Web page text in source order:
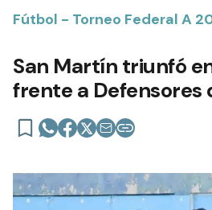
Fútbol - Torneo Federal A
San Martín triunfó
frente a Defensores